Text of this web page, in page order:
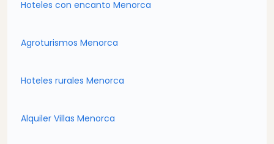
Hoteles con encanto Menorca
Agroturismos Menorca
Hoteles rurales Menorca
Alquiler Villas Menorca